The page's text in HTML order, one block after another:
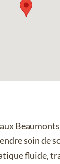
soin de
fluide,